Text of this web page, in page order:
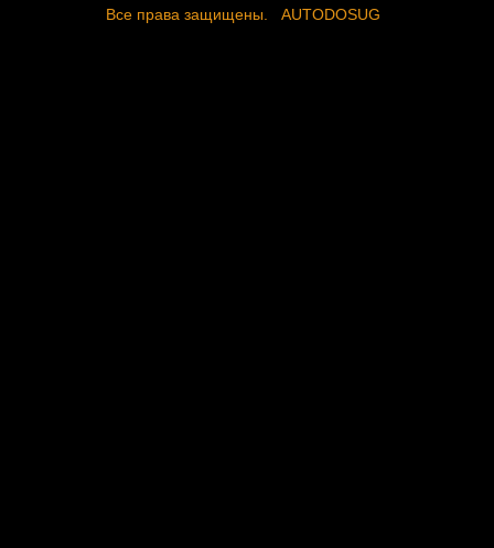
Все права защищены. AUTODOSUG